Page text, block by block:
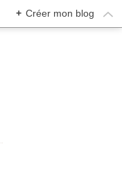
+ Créer mon blog